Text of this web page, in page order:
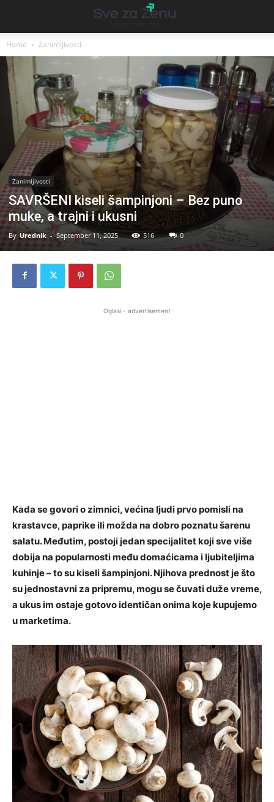
Home Zanimljivosti
Zanimljivosti
SAVRŠENI kiseli šampinjoni – Bez puno
muke, a trajni i ukusni
By Urednik - September 11, 2025 516 0
Oglasi - advertisement
Kada se govori o zimnici, većina ljudi prvo pomisli na
krastavce, paprike ili možda na dobro poznatu šarenu
salatu. Međutim, postoji jedan specijalitet koji sve više
dobija na popularnosti među domaćicama i ljubiteljima
kuhinje – to su kiseli šampinjoni. Njihova prednost je što
su jednostavni za pripremu, mogu se čuvati duže vreme,
a ukus im ostaje gotovo identičan onima koje kupujemo
u marketima.